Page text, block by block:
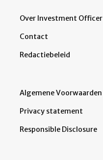
Over Investment Officer
Contact
Redactiebeleid
Algemene Voorwaarden
Privacy statement
Responsible Disclosure